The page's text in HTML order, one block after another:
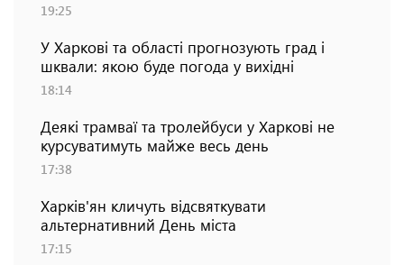
19:25
У Харкові та області прогнозують град і
шквали: якою буде погода у вихідні
18:14
Деякі трамваї та тролейбуси у Харкові не
курсуватимуть майже весь день
17:38
Харків'ян кличуть відсвяткувати
альтернативний День міста
17:15